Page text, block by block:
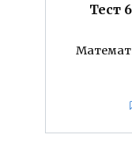
Тест